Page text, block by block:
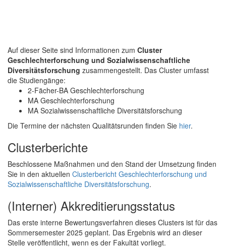
Auf dieser Seite sind Informationen zum Cluster
Geschlechterforschung und Sozialwissenschaftliche
Diversitätsforschung zusammengestellt. Das Cluster umfasst
die Studiengänge:
2-Fächer-BA Geschlechterforschung
MA Geschlechterforschung
MA Sozialwissenschaftliche Diversitätsforschung
Die Termine der nächsten Qualitätsrunden finden Sie hier.
Clusterberichte
Beschlossene Maßnahmen und den Stand der Umsetzung finden
Sie in den aktuellen Clusterbericht Geschlechterforschung und
Sozialwissenschaftliche Diversitätsforschung.
(Interner) Akkreditierungsstatus
Das erste interne Bewertungsverfahren dieses Clusters ist für das
Sommersemester 2025 geplant. Das Ergebnis wird an dieser
Stelle veröffentlicht, wenn es der Fakultät vorliegt.